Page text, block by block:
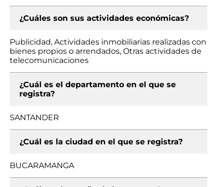
¿Cuáles son sus actividades económicas?
Publicidad, Actividades inmobiliarias realizadas con
bienes propios o arrendados, Otras actividades de
telecomunicaciones
¿Cuál es el departamento en el que se
registra?
SANTANDER
¿Cuál es la ciudad en el que se registra?
BUCARAMANGA